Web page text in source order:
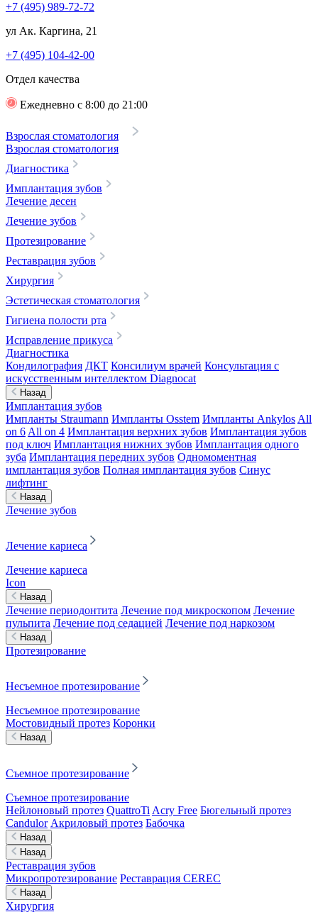
+7 (495) 989-72-72
ул Ак. Каргина, 21
+7 (495) 104-42-00
Отдел качества
Ежедневно с 8:00 до 21:00
Взрослая стоматология
Взрослая стоматология
Диагностика
Имплантация зубов
Лечение десен
Лечение зубов
Протезирование
Реставрация зубов
Хирургия
Эстетическая стоматология
Гигиена полости рта
Исправление прикуса
Диагностика
Кондилография ДКТ Консилиум врачей Консультация с
искусственным интеллектом Diagnocat
Назад
Имплантация зубов
Импланты Straumann Импланты Osstem Импланты Ankylos All
on 6 All on 4 Имплантация верхних зубов Имплантация зубов
под ключ Имплантация нижних зубов Имплантация одного
зуба Имплантация передних зубов Одномоментная
имплантация зубов Полная имплантация зубов Синус
лифтинг
Назад
Лечение зубов
Лечение кариеса
Лечение кариеса
Icon
Назад
Лечение периодонтита Лечение под микроскопом Лечение
пульпита Лечение под седацией Лечение под наркозом
Назад
Протезирование
Несъемное протезирование
Несъемное протезирование
Мостовидный протез Коронки
Назад
Съемное протезирование
Съемное протезирование
Нейлоновый протез QuattroTi Acry Free Бюгельный протез
Candulor Акриловый протез Бабочка
Назад
Назад
Реставрация зубов
Микропротезирование Реставрация CEREC
Назад
Хирургия